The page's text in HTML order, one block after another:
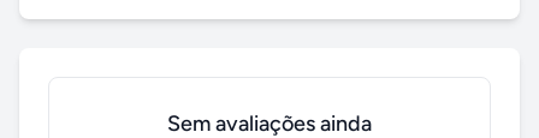
Sem avaliações ainda